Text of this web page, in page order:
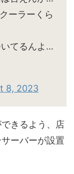
ーラーくら
てるんよ…
8, 2023
きるよう、店
ーバーが設置